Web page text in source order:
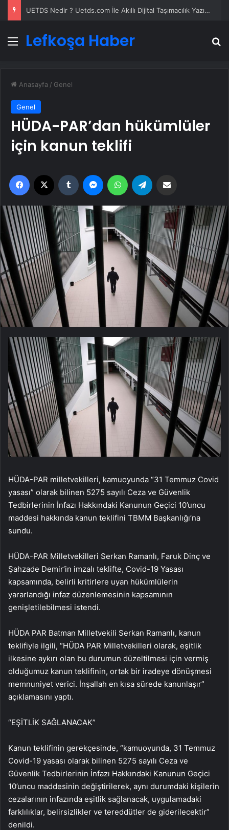
UETDS Nedir ? Uetds.com İle Akıllı Dijital Taşımacılık Yazılımı
Menü
Lefkoşa Haber
Anasayfa / Genel
Genel
HÜDA-PAR’dan hükümlüler
için kanun teklifi
Facebook Tumblr MessengerWhatsApp
HÜDA-PAR milletvekilleri, kamuoyunda “31 Temmuz Covid
yasası” olarak bilinen 5275 sayılı Ceza ve Güvenlik
Tedbirlerinin İnfazı Hakkındaki Kanunun Geçici 10’uncu
maddesi hakkında kanun teklifini TBMM Başkanlığı’na
sundu.
HÜDA-PAR Milletvekilleri Serkan Ramanlı, Faruk Dinç ve
Şahzade Demir’in imzalı teklifte, Covid-19 Yasası
kapsamında, belirli kritirlere uyan hükümlülerin
yararlandığı infaz düzenlemesinin kapsamının
genişletilebilmesi istendi.
HÜDA PAR Batman Milletvekili Serkan Ramanlı, kanun
teklifiyle ilgili, “HÜDA PAR Milletvekilleri olarak, eşitlik
ilkesine aykırı olan bu durumun düzeltilmesi için vermiş
olduğumuz kanun teklifinin, ortak bir iradeye dönüşmesi
memnuniyet verici. İnşallah en kısa sürede kanunlaşır”
açıklamasını yaptı.
“EŞİTLİK SAĞLANACAK”
Kanun teklifinin gerekçesinde, “kamuoyunda, 31 Temmuz
Covid-19 yasası olarak bilinen 5275 sayılı Ceza ve
Güvenlik Tedbirlerinin İnfazı Hakkındaki Kanunun Geçici
10’uncu maddesinin değiştirilerek, aynı durumdaki kişilerin
cezalarının infazında eşitlik sağlanacak, uygulamadaki
farklılıklar, belirsizlikler ve tereddütler de giderilecektir”
denildi.